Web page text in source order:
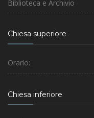
Biblioteca e Archivio
Chiesa superiore
Orario:
Chiesa inferiore